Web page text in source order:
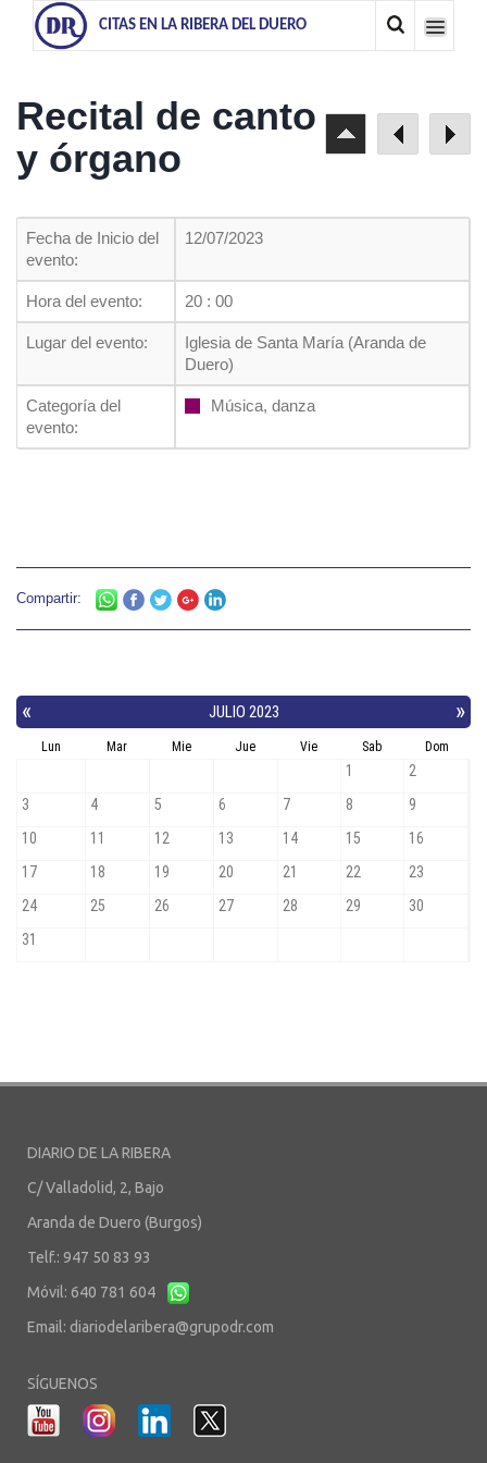
CITAS EN LA RIBERA DEL DUERO
Recital de canto
y órgano
Fecha de Inicio del
evento:
12/07/2023
Hora del evento: 20 : 00
Lugar del evento:
Iglesia de Santa María (Aranda de
Duero)
Categoría del
evento:
Música, danza
Compartir:
DIARIO DE LA RIBERA
C/ Valladolid, 2, Bajo
Aranda de Duero (Burgos)
Telf.: 947 50 83 93
Móvil: 640 781 604
Email: diariodelaribera@grupodr.com
SÍGUENOS